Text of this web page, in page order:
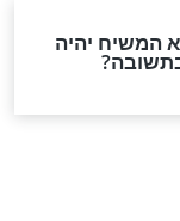
מילואים